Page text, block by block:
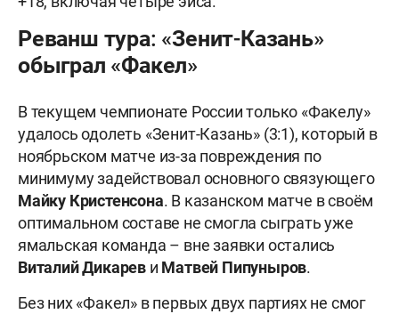
Реванш тура: «Зенит-Казань»
обыграл «Факел»
В текущем чемпионате России только «Факелу»
удалось одолеть «Зенит-Казань» (3:1), который в
ноябрьском матче из-за повреждения по
минимуму задействовал основного связующего
Майку Кристенсона. В казанском матче в своём
оптимальном составе не смогла сыграть уже
ямальская команда – вне заявки остались
Виталий Дикарев и Матвей Пипуныров.
Без них «Факел» в первых двух партиях не смог